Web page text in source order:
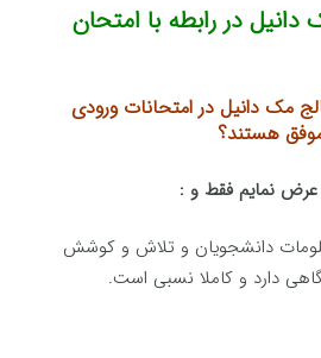
در رابطه با امتحان
مک دانیل در امتحانات ورودی
هستند؟
عرض نمایم فقط و :
دانشجویان و تلاش و کوشش
دارد و کاملا نسبی است.